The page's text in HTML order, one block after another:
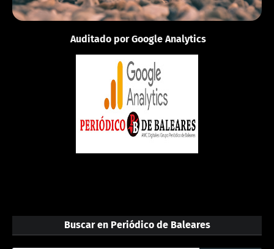
Auditado por Google Analytics
Buscar en Periódico de Baleares